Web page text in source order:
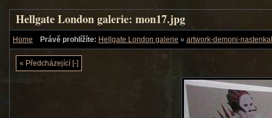
Hellgate London galerie: mon17.jpg
Home Právě prohlížíte: Hellgate London galerie » artwork-demoni-
« Předcházející [-]